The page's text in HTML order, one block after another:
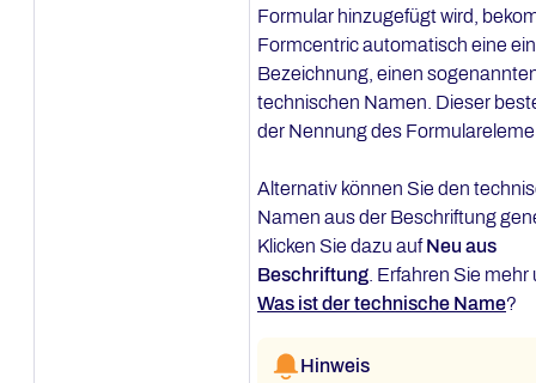
Formular hinzugefügt wird,
Formcentric automatisch eine
Bezeichnung, einen
technischen Namen. Dieser
der Nennung des
Alternativ können Sie den
Namen aus der Beschriftung
Klicken Sie dazu aufNeu aus
Beschriftung . Erfahren Sie mehr
Was ist der technische Name?
Hinweis